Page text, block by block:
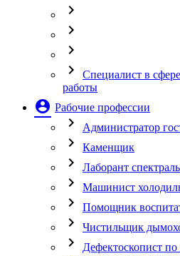
chevron_right
chevron_right
chevron_right
chevron_right
Специалист в
работы
account_circle Рабочие профессии
chevron_right Администратор
chevron_right Каменщик
chevron_right Лаборант
chevron_right Машинист
chevron_right Помощник
chevron_right Чистильщик
chevron_right
Дефектоскопист